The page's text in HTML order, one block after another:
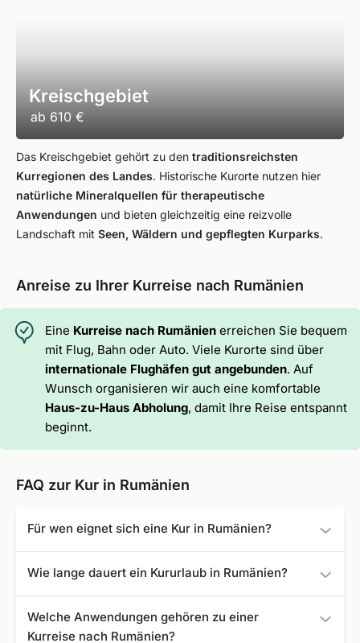
Kreischgebiet
ab 610 €
Das Kreischgebiet gehört zu den traditionsreichsten
Kurregionen des Landes. Historische Kurorte nutzen hier
natürliche Mineralquellen für therapeutische
Anwendungen und bieten gleichzeitig eine reizvolle
Landschaft mit Seen, Wäldern und gepflegten Kurparks.
Anreise zu Ihrer Kurreise nach Rumänien
Eine Kurreise nach Rumänien erreichen Sie bequem
mit Flug, Bahn oder Auto. Viele Kurorte sind über
internationale Flughäfen gut angebunden. Auf
Wunsch organisieren wir auch eine komfortable
Haus-zu-Haus Abholung, damit Ihre Reise entspannt
beginnt.
FAQ zur Kur in Rumänien
Für wen eignet sich eine Kur in Rumänien?
Gesundheit stärken oder gezielte Therapien bei
bestimmten Erkrankungen nutzen möchten. Besonders
Senioren oder Erholungssuchende profitieren von den
natürlichen Heilmitteln der Region.
Wie lange dauert ein Kururlaub in Rumänien?
bis drei Wochen. In dieser Zeit können Anwendungen,
Welche Anwendungen gehören zu einer
Kurreise nach Rumänien?